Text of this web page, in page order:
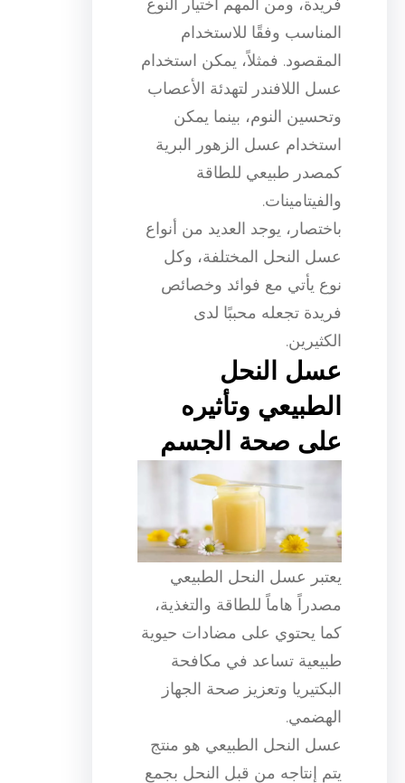
فريدة، ومن المهم اختيار النوع
المناسب وفقًا للاستخدام
المقصود. فمثلاً، يمكن استخدام
عسل اللافندر لتهدئة الأعصاب
وتحسين النوم، بينما يمكن
استخدام عسل الزهور البرية
كمصدر طبيعي للطاقة
والفيتامينات.
باختصار، يوجد العديد من أنواع
عسل النحل المختلفة، وكل
نوع يأتي مع فوائد وخصائص
فريدة تجعله محببًا لدى
الكثيرين.
عسل النحل
الطبيعي وتأثيره
على صحة الجسم
يعتبر عسل النحل الطبيعي
مصدراً هاماً للطاقة والتغذية،
كما يحتوي على مضادات حيوية
طبيعية تساعد في مكافحة
البكتيريا وتعزيز صحة الجهاز
الهضمي.
عسل النحل الطبيعي هو منتج
يتم إنتاجه من قبل النحل بجمع